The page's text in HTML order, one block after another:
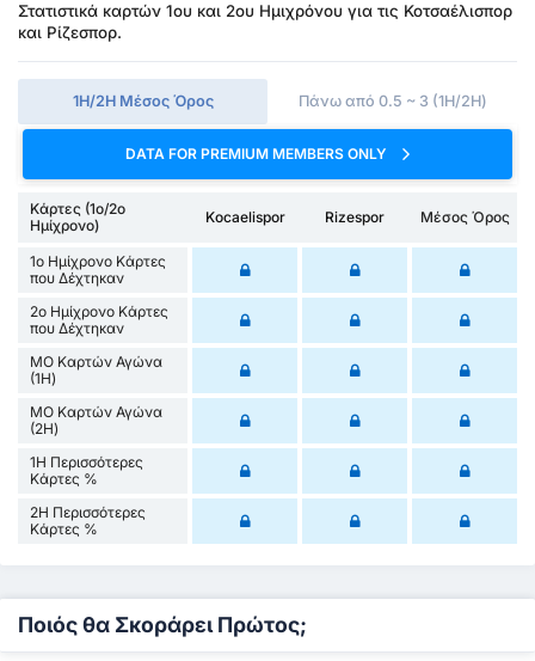
Στατιστικά καρτών 1ου και 2ου Ημιχρόνου για τις Κοτσαέλισπορ
και Ρίζεσπορ.
1Η/2Η Μέσος Όρος Πάνω από 0.5 ~ 3 (1H/2H)
DATA FOR PREMIUM MEMBERS ONLY
Κάρτες (1ο/2ο
Ημίχρονο)
Kocaelispor Rizespor Μέσος Όρος
1ο Ημίχρονο Κάρτες
που Δέχτηκαν
2ο Ημίχρονο Κάρτες
που Δέχτηκαν
ΜΟ Καρτών Αγώνα
(1Η)
ΜΟ Καρτών Αγώνα
(2Η)
1Η Περισσότερες
Κάρτες %
2Η Περισσότερες
Κάρτες %
Ποιός θα Σκοράρει Πρώτος;